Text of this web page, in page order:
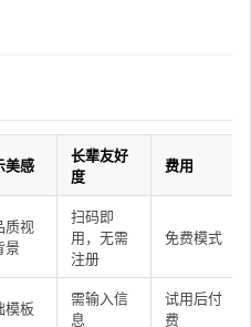
美感
长辈友好
度
费用
质视
景
扫码即
用，无需
注册
免费模式
模板
需输入信
息
试用后付
费